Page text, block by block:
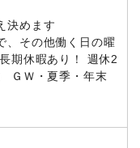
決めます
、その他働く日の曜
期休暇あり！ 週休2
ＧＷ・夏季・年末